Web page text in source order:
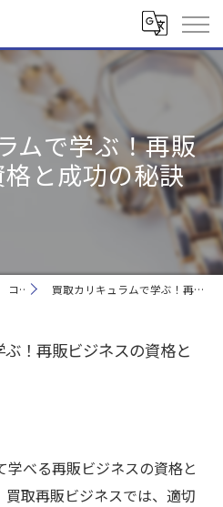
ムで学ぶ！再販
と成功の秘訣
コラム 買取カリキュラムで学ぶ！再販ビジネスの資格と成功の秘訣
！再販ビジネスの資格と
学べる再販ビジネスの資格と
取再販ビジネスでは、適切